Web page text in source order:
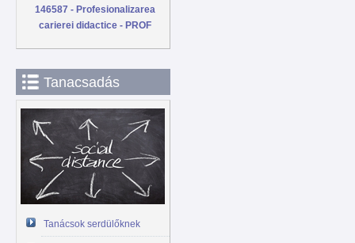
146587 - Profesionalizarea
carierei didactice - PROF
Tanacsadás
Tanácsok serdülőknek